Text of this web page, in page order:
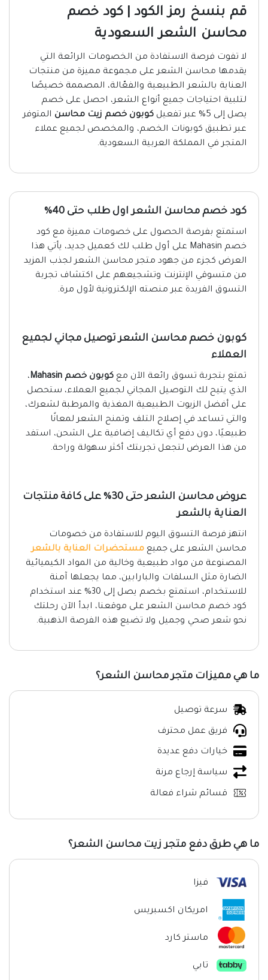
قم بنسخ رمز الكود | كود خصم
محاسن الشعر السعودية
لا تفوت فرصة الاستفادة من الخصومات الرائعة التي
يقدمها محاسن الشعر على مجموعة مميزة من منتجات
العناية بالشعر الطبيعية والفعّالة، المصممة خصيصًا
لتلبية احتياجات جميع أنواع الشعر، احصل على خصم
يصل إلى 5% عبر تفعيل
كوبون خصم زيت محاسن المتوفر
عبر تطبيق كوبونات الخصم، والمخصص لجميع عملاء
المتجر في المملكة العربية السعودية.
كود خصم محاسن الشعر اول طلب حتى 40%
استمتع بفرصة الحصول على خصومات مميزة مع كود
خصم Mahasin على أول طلب لك كعميل جديد، يأتي هذا
العرض كجزء من جهود متجر محاسن الشعر لجذب المزيد
من متسوقي الإنترنت وتشجيعهم على اكتشاف تجربة
التسوق الفريدة عبر منصته الإلكترونية لأول مرة.
كوبون خصم محاسن الشعر توصيل مجاني لجميع
العملاء
تمتع بتجربة تسوق رائعة الآن مع كوبون خصم Mahasin
،
الذي يتيح لك التوصيل المجاني لجميع العملاء، ستحصل
على أفضل الزيوت الطبيعية المغذية والمرطبة لشعرك،
والتي تساعد في إصلاح التلف وتمنح الشعر لمعانًا
طبيعيًا، دون دفع أي تكاليف إضافية على الشحن، استفد
من هذا العرض لتجعل تجربتك أكثر سهولة وراحة.
عروض محاسن الشعر حتى 30% على كافة منتجات
العناية بالشعر
انتهز فرصة التسوق اليوم للاستفادة من خصومات
محاسن الشعر على جميع مستحضرات العناية بالشعر
المصنوعة من مواد طبيعية وخالية من المواد الكيميائية
الضارة مثل السلفات والبارابين، مما يجعلها آمنة
للاستخدام، استمتع بخصم يصل إلى 30% عند استخدام
كود خصم محاسن الشعر على موقعنا، ابدأ الآن رحلتك
نحو شعر صحي وجميل ولا تضيع هذه الفرصة الذهبية.
ما هي مميزات متجر محاسن الشعر؟
سرعة توصيل
فريق عمل محترف
خيارات دفع عديدة
سياسة إرجاع مرنة
قسائم شراء فعالة
ما هي طرق دفع متجر زيت محاسن الشعر؟
فيزا
امريكان اكسبريس
ماستر كارد
تابي